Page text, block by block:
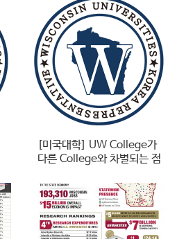
[미국대학] UW College가
다른 College와 차별되는 점